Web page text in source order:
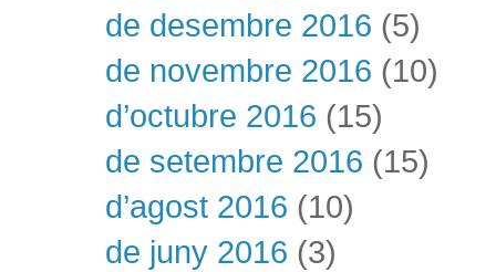
de desembre 2016 (5)
de novembre 2016 (10)
d’octubre 2016 (15)
de setembre 2016 (15)
d’agost 2016 (10)
de juny 2016 (3)